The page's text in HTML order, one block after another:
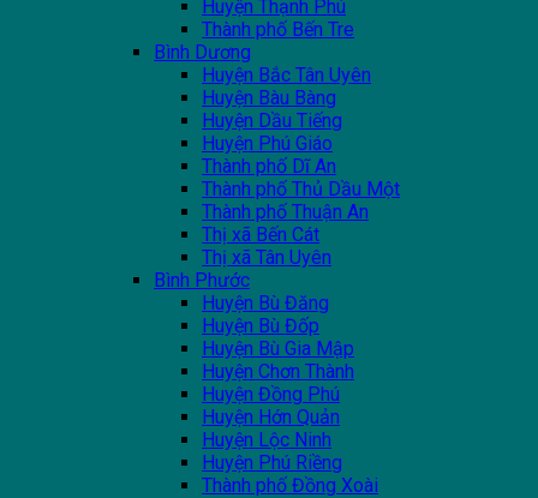
Huyện Thạnh Phú
Thành phố Bến Tre
Bình Dương
Huyện Bắc Tân Uyên
Huyện Bàu Bàng
Huyện Dầu Tiếng
Huyện Phú Giáo
Thành phố Dĩ An
Thành phố Thủ Dầu Một
Thành phố Thuận An
Thị xã Bến Cát
Thị xã Tân Uyên
Bình Phước
Huyện Bù Đăng
Huyện Bù Đốp
Huyện Bù Gia Mập
Huyện Chơn Thành
Huyện Đồng Phú
Huyện Hớn Quản
Huyện Lộc Ninh
Huyện Phú Riềng
Thành phố Đồng Xoài